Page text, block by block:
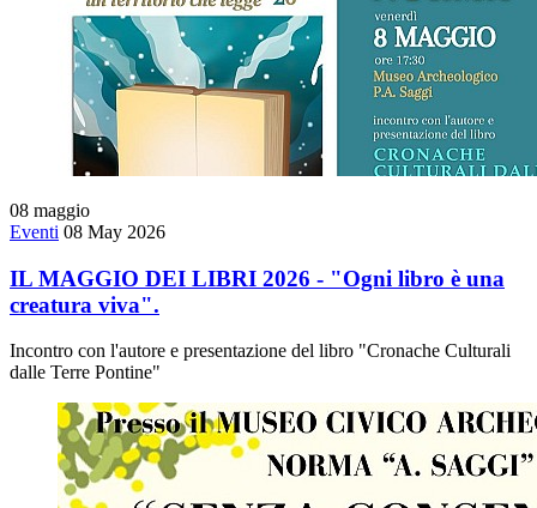
08 maggio
Eventi 08 May 2026
IL MAGGIO DEI LIBRI 2026 - "Ogni libro è una
creatura viva".
Incontro con l'autore e presentazione del libro "Cronache Culturali
dalle Terre Pontine"